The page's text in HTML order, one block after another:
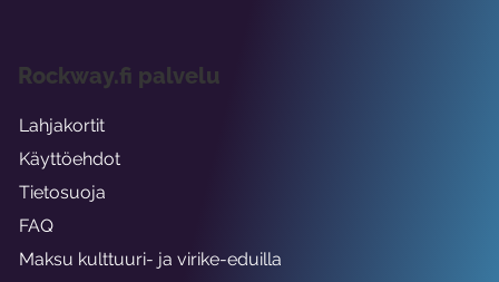
Rockway.fi palvelu
Lahjakortit
Käyttöehdot
Tietosuoja
FAQ
Maksu kulttuuri- ja virike-eduilla